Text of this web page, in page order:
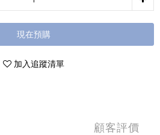
現在預購
加入追蹤清單
顧客評價